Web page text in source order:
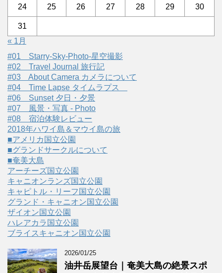
24 25 26 27 28 29 30
31
« 1月
#01 Starry-Sky-Photo-星空撮影
#02 Travel Journal 旅行記
#03 About Camera カメラについて
#04 Time Lapse タイムラプス
#06 Sunset 夕日・夕景
#07 風景・写真 - Photo
#08 宿泊体験レビュー
2018年ハワイ島＆マウイ島の旅
■アメリカ国立公園
■グランドサークルについて
■奄美大島
アーチーズ国立公園
キャニオンランズ国立公園
キャピトル・リーフ国立公園
グランド・キャニオン国立公園
ザイオン国立公園
ハレアカラ国立公園
ブライスキャニオン国立公園
2026/01/25
油井岳展望台｜奄美大島の絶景スポ